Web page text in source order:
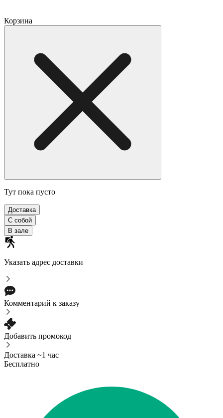
Корзина
Тут пока пусто
Доставка
С собой
В зале
Указать адрес доставки
Комментарий к заказу
Добавить промокод
Доставка ~1 час
Бесплатно